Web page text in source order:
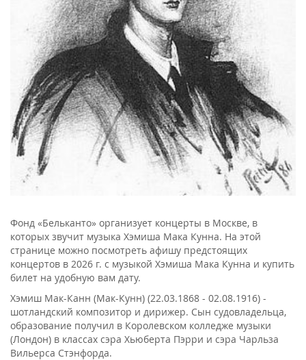
Фонд «Бельканто» организует концерты в Москве, в
которых звучит музыка Хэмиша Мака Кунна. На этой
странице можно посмотреть афишу предстоящих
концертов в 2026 г. с музыкой Хэмиша Мака Кунна и купить
билет на удобную вам дату.
Хэмиш Мак-Канн (Мак-Кунн) (22.03.1868 - 02.08.1916) -
шотландский композитор и дирижер. Сын судовладельца,
образование получил в Королевском колледже музыки
(Лондон) в классах сэра Хьюберта Пэрри и сэра Чарльза
Вильерса Стэнфорда.